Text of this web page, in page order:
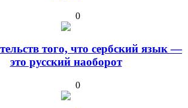
0
того, что сербский язык —
это русский наоборот
0